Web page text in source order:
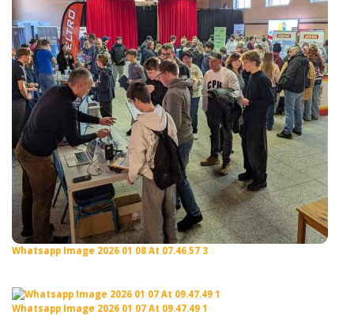
Whatsapp Image 2026 01 08 At 07.46.57 3
Whatsapp Image 2026 01 07 At 09.47.49 1